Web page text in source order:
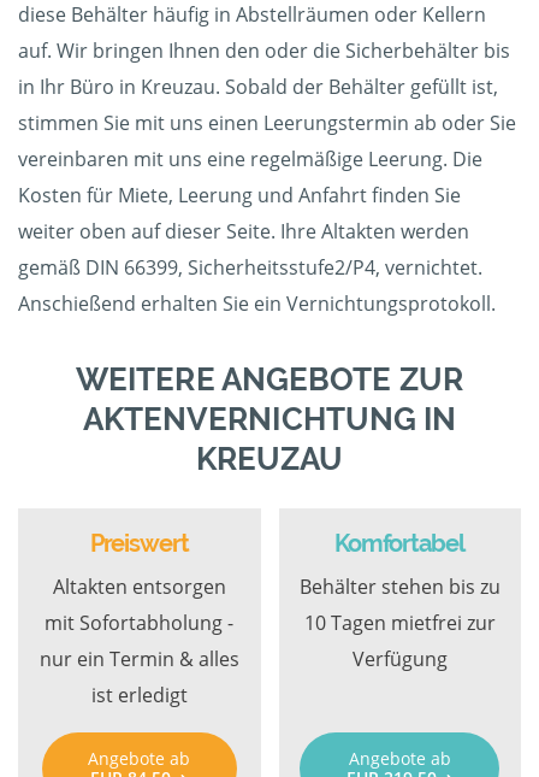
diese Behälter häufig in Abstellräumen oder Kellern
auf. Wir bringen Ihnen den oder die Sicherbehälter bis
in Ihr Büro in Kreuzau. Sobald der Behälter gefüllt ist,
stimmen Sie mit uns einen Leerungstermin ab oder Sie
vereinbaren mit uns eine regelmäßige Leerung. Die
Kosten für Miete, Leerung und Anfahrt finden Sie
weiter oben auf dieser Seite. Ihre Altakten werden
gemäß DIN 66399, Sicherheitsstufe2/P4, vernichtet.
Anschießend erhalten Sie ein Vernichtungsprotokoll.
WEITERE ANGEBOTE ZUR
AKTENVERNICHTUNG IN
KREUZAU
Preiswert
Altakten entsorgen
mit Sofortabholung -
nur ein Termin & alles
ist erledigt
Angebote ab
Komfortabel
Behälter stehen bis zu
10 Tagen mietfrei zur
Verfügung
Angebote ab